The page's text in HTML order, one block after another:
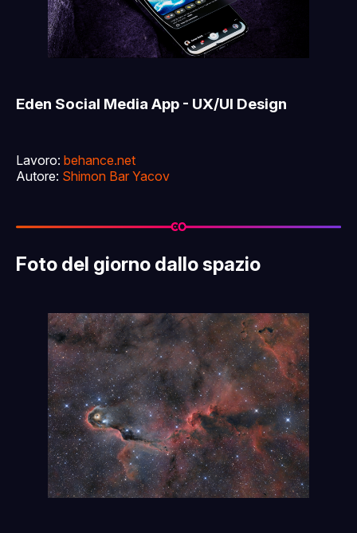
Eden Social Media App - UX/UI Design
Lavoro: behance.net
Autore: Shimon Bar Yacov
Foto del giorno dallo spazio